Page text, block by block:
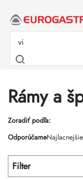
obsah
Rámy a
Zoradiť podľa:
Radenie
produktov
OdporúčameNajlacnejšie
Filter
Výpis
produktov